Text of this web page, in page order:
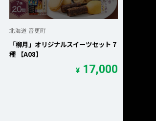
北海道 音更町
「柳月」オリジナルスイーツセット 7
種 【A08】
¥ 17,000